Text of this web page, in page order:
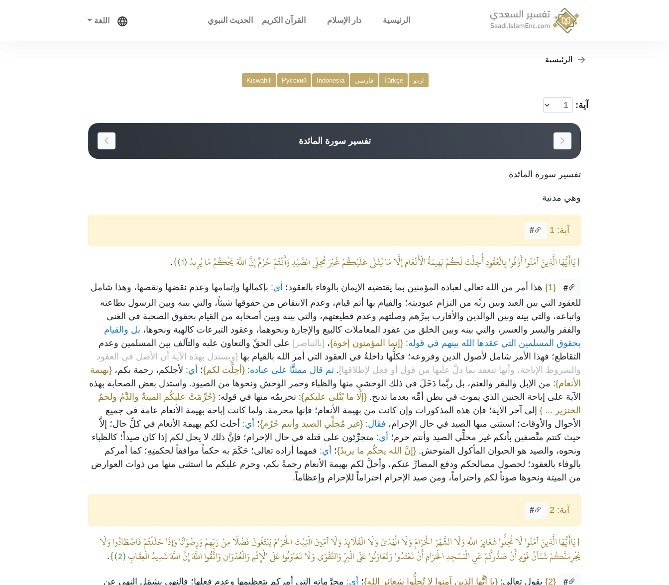
الرئيسية دار الإسلام القرآن الكريم الحديث النبوي اللغة
الرئيسية
اردو Türkçe فارسي Indonesia
Русский
Kiswahili
آية:
تفسير سورة المائدة
تفسير سورة المائدة
وهي مدنية
آية: 1 #
{يَاأَيُّهَا الَّذِينَ آمَنُوا أَوْفُوا بِالْعُقُودِ أُحِلَّتْ لَكُمْ بَهِيمَةُ الْأَنْعَامِ إِلَّا مَا يُتْلَى عَلَيْكُمْ غَيْرَ مُحِلِّي الصَّيْدِ وَأَنْتُمْ حُرُمٌ إِنَّ اللَّهَ يَحْكُمُ مَا يُرِيدُ(1)
}
.
#
{1} هذا أمر من الله تعالى لعباده المؤمنين بما يقتضيه الإيمان بالوفاء بالعقود؛ أي: بإكمالها وإتمامها وعدم نقضها ونقصها، وهذا شامل
للعقود التي بين العبد وبين ربِّه من التزام عبوديته؛ والقيام بها أتم قيام، وعدم الانتقاص من حقوقها شيئاً، والتي بينه وبين الرسول بطاعته
واتباعه، والتي بينه وبين الوالدين والأقارب ببرِّهم وصلتهم وعدم قطيعتهم، والتي بينه وبين أصحابه من القيام بحقوق الصحبة في الغنى
والفقر واليسر والعسر، والتي بينه وبين الخلق من عقود المعاملات كالبيع والإجارة ونحوهما، وعقود التبرعات كالهبة ونحوها، بل والقيام
بحقوق المسلمين التي عقدها الله بينهم في قوله: {إنما المؤمنون إخوة}، [بالتناصر] على الحقِّ والتعاون عليه والتآلف بين المسلمين وعدم
التقاطع؛ فهذا الأمر شامل لأصول الدين وفروعه؛ فكلُّها داخلةٌ في العقود التي أمر الله بالقيام بها [ويستدل بهذه الآية أن الأصل في العقود
والشروط الإباحة، وأنها تنعقد بما دلَّ عليها من قول أو فعل لإطلاقها] . ثم قال ممتنًّا على عباده: {أحِلَّت لكم}؛ أي: لأجلكم، رحمة بكم، {بهيمة
الأنعام}: من الإبل والبقر والغنم، بل ربَّما دَخَلَ في ذلك الوحشي منها والظباء وحمر الوحش ونحوها من الصيود. واستدل بعض الصحابة بهذه
الآية على إباحة الجنين الذي يموت في بطن أمِّه بعدما تذبح. {إلَّا ما يُتْلى عليكم}: تحريمُه منها في قوله: {حُرِّمَتْ عليكُم الميتةُ والدَّمُ ولحمُ
الخنزير ... } إلى آخر الآية؛ فإن هذه المذكورات وإن كانت من بهيمة الأنعام؛ فإنها محرمة. ولما كانت إباحة بهيمة الأنعام عامة في جميع
الأحوال والأوقات؛ استثنى منها الصيد في حال الإحرام، فقال: {غير مُحِلِّي الصيد وأنتم حُرُم}؛ أي: أحلت لكم بهيمة الأنعام في كلِّ حال؛ إلاَّ
حيث كنتم متَّصفين بأنكم غير محلِّي الصيد وأنتم حرم؛ أي: متجرِّئون على قتله في حال الإحرام؛ فإنَّ ذلك لا يحل لكم إذا كان صيداً؛ كالظباء
ونحوه، والصيد هو الحيوان المأكول المتوحش. {إنَّ الله يحكُم ما يريدُ}؛ أي: فمهما أراده تعالى؛ حَكَمَ به حكماً موافقاً لحكمتِهِ؛ كما أمركم
بالوفاء بالعقود؛ لحصول مصالحكم ودفع المضارِّ عنكم، وأحلَّ لكم بهيمة الأنعام رحمةً بكم، وحرم عليكم ما استثنى منها من ذوات العوارض
من الميتة ونحوها صوناً لكم واحتراماً، ومن صيد الإحرام احتراماً للإحرام وإعظاماً.
آية: 2 #
{يَاأَيُّهَا الَّذِينَ آمَنُوا لَا تُحِلُّوا شَعَائِرَ اللَّهِ وَلَا الشَّهْرَ الْحَرَامَ وَلَا الْهَدْيَ وَلَا الْقَلَائِدَ وَلَا آمِّينَ الْبَيْتَ الْحَرَامَ يَبْتَغُونَ فَضْلًا مِنْ رَبِّهِمْ وَرِضْوَانًا وَإِذَا حَلَلْتُمْ فَاصْطَادُوا وَلَا
يَجْرِمَنَّكُمْ شَنَآنُ قَوْمٍ أَنْ صَدُّوكُمْ عَنِ الْمَسْجِدِ الْحَرَامِ أَنْ تَعْتَدُوا وَتَعَاوَنُوا عَلَى الْبِرِّ وَالتَّقْوَى وَلَا تَعَاوَنُوا عَلَى الْإِثْمِ وَالْعُدْوَانِ وَاتَّقُوا اللَّهَ إِنَّ اللَّهَ شَدِيدُ الْعِقَابِ(2)
}
.
#
{2} يقول تعالى: {يا أيُّها الذين آمنوا لا تُحِلُّوا شعائر الله}؛ أي: محرَّماته التي أمركم بتعظيمها وعدم فعلها؛ فالنهي يشمَل النهي عن